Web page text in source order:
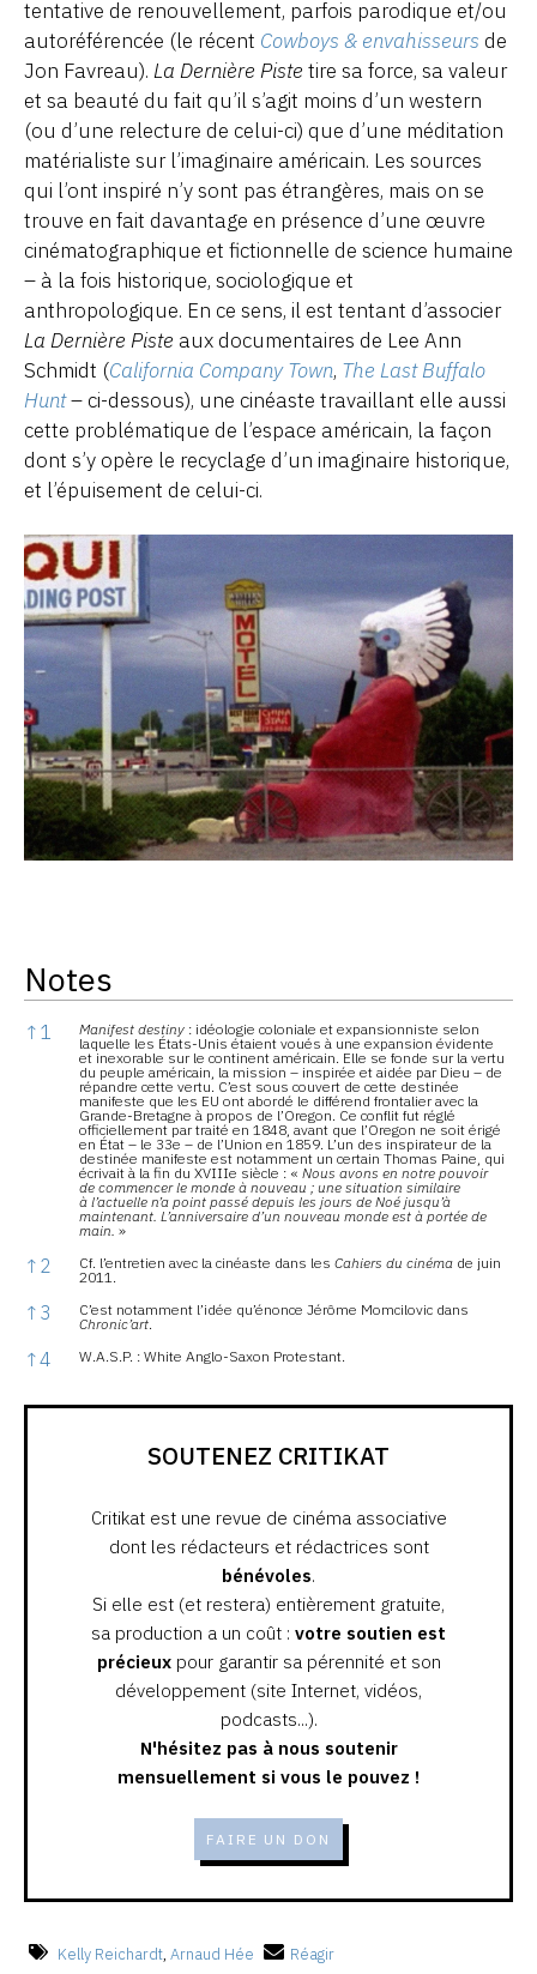
tentative de renouvellement, parfois parodique et/ou
autoréférencée (le récent Cowboys & envahisseurs de
Jon Favreau). La Dernière Piste tire sa force, sa valeur
et sa beauté du fait qu’il s’agit moins d’un western
(ou d’une relecture de celui-ci) que d’une méditation
matérialiste sur l’imaginaire américain. Les sources
qui l’ont inspiré n’y sont pas étrangères, mais on se
trouve en fait davantage en présence d’une œuvre
cinématographique et fictionnelle de science humaine
– à la fois historique, sociologique et
anthropologique. En ce sens, il est tentant d’associer
La Dernière Piste aux documentaires de Lee Ann
Schmidt (California Company Town, The Last Buffalo
Hunt– ci-dessous), une cinéaste travaillant elle aussi
cette problématique de l’espace américain, la façon
dont s’y opère le recyclage d’un imaginaire historique,
et l’épuisement de celui-ci.
Notes
Notes
↑ 1 Manifest destiny : idéologie coloniale et expansionniste selon
laquelle les États-Unis étaient voués à une expansion évidente
et inexorable sur le continent américain. Elle se fonde sur la vertu
du peuple américain, la mission – inspirée et aidée par Dieu – de
répandre cette vertu. C’est sous couvert de cette destinée
manifeste que les EU ont abordé le différend frontalier avec la
Grande-Bretagne à propos de l’Oregon. Ce conflit fut réglé
officiellement par traité en 1848, avant que l’Oregon ne soit érigé
en État – le 33e – de l’Union en 1859. L’un des inspirateur de la
destinée manifeste est notamment un certain Thomas Paine, qui
écrivait à la fin du XVIIIe siècle : « Nous avons en notre pouvoir
de commencer le monde à nouveau ; une situation similaire
à l’actuelle n’a point passé depuis les jours de Noé jusqu’à
maintenant. L’anniversaire d’un nouveau monde est à portée de
main. »
↑ 2 Cf. l’entretien avec la cinéaste dans les Cahiers du cinéma de juin
2011.
↑ 3
C’est notamment l’idée qu’énonce Jérôme Momcilovic dans
Chronic’art.
↑4 W.A.S.P. : White Anglo-Saxon Protestant.
SOUTENEZ CRITIKAT
Critikat est une revue de cinéma associative
dont les rédacteurs et rédactrices sont
bénévoles.
Si elle est (et restera) entièrement gratuite,
sa production a un coût : votre soutien est
précieuxpour garantir sa pérennité et son
développement (site Internet, vidéos,
podcasts...).
N'hésitez pas à nous soutenir
mensuellement si vous le pouvez !
FAIRE UN DON
Kelly Reichardt, Arnaud Hée Réagir